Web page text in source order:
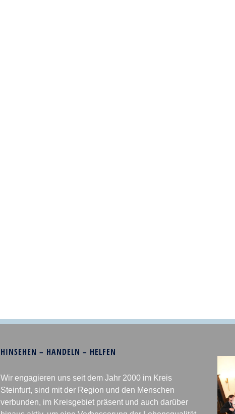
HINSEHEN – HANDELN – HELFEN
Wir engagieren uns seit dem Jahr 2000 im Kreis
Steinfurt, sind mit der Region und den Menschen
verbunden, im Kreisgebiet präsent und auch darüber